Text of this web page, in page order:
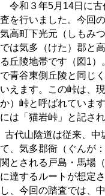
令和３年5月14日に古
査を行いました。今回
気高町下光元（しもみ
では気多（けた）郡と
る丘陵地帯です（図1
で青谷東側丘陵と同じ
いえます。この峠は、
か）峠と呼ばれていま
には「猫岩峠」と記され
古代山陰道は従来、中
て、気多郡衙（ぐんが
関とされる戸島・馬場
に達するルートが想定
し、今回の踏査では、